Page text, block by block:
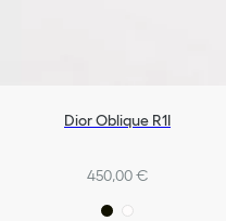
Dior Oblique R1I
450,00 €